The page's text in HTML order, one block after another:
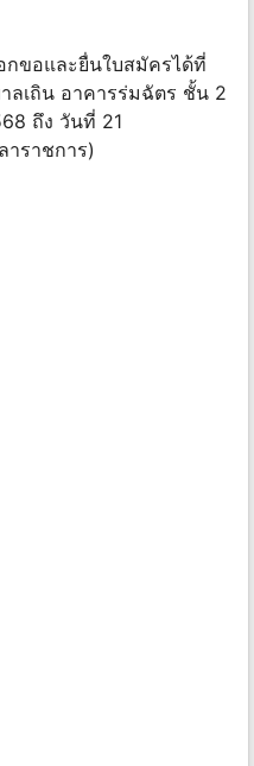
กขอและยื่นใบสมัครได้ที่
ลเถิน อาคารร่มฉัตร ชั้น 2
ถึง วันที่ 21
าราชการ)